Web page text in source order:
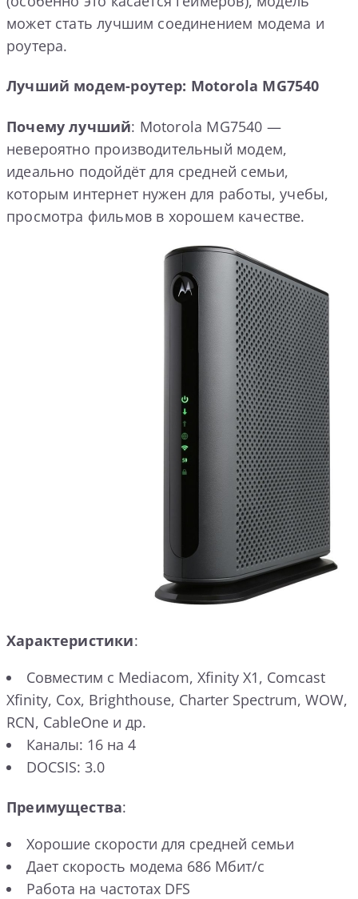
может стать лучшим соединением модема и
роутера.
Лучший модем-роутер: Motorola MG7540
Почему лучший: Motorola MG7540 —
невероятно производительный модем,
идеально подойдёт для средней семьи,
которым интернет нужен для работы, учебы,
просмотра фильмов в хорошем качестве.
Характеристики:
Совместим с Mediacom, Xfinity X1, Comcast
Xfinity, Cox, Brighthouse, Charter Spectrum, WOW,
RCN, CableOne и др.
Каналы: 16 на 4
DOCSIS: 3.0
Преимущества:
Хорошие скорости для средней семьи
Дает скорость модема 686 Мбит/с
Работа на частотах DFS